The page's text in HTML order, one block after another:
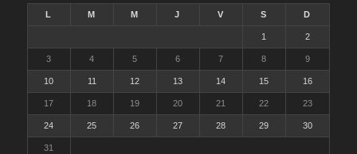
L M M J V S D
1 2
3 4 5 6 7 8 9
10 11 12 13 14 15 16
17 18 19 20 21 22 23
24 25 26 27 28 29 30
31